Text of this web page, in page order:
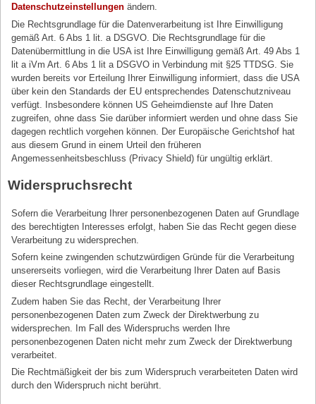
Datenschutzeinstellungen ändern.
Die Rechtsgrundlage für die Datenverarbeitung ist Ihre Einwilligung
gemäß Art. 6 Abs 1 lit. a DSGVO. Die Rechtsgrundlage für die
Datenübermittlung in die USA ist Ihre Einwilligung gemäß Art. 49 Abs 1
lit a iVm Art. 6 Abs 1 lit a DSGVO in Verbindung mit §25 TTDSG. Sie
wurden bereits vor Erteilung Ihrer Einwilligung informiert, dass die USA
über kein den Standards der EU entsprechendes Datenschutzniveau
verfügt. Insbesondere können US Geheimdienste auf Ihre Daten
zugreifen, ohne dass Sie darüber informiert werden und ohne dass Sie
dagegen rechtlich vorgehen können. Der Europäische Gerichtshof hat
aus diesem Grund in einem Urteil den früheren
Angemessenheitsbeschluss (Privacy Shield) für ungültig erklärt.
Widerspruchsrecht
Sofern die Verarbeitung Ihrer personenbezogenen Daten auf Grundlage
des berechtigten Interesses erfolgt, haben Sie das Recht gegen diese
Verarbeitung zu widersprechen.
Sofern keine zwingenden schutzwürdigen Gründe für die Verarbeitung
unsererseits vorliegen, wird die Verarbeitung Ihrer Daten auf Basis
dieser Rechtsgrundlage eingestellt.
Zudem haben Sie das Recht, der Verarbeitung Ihrer
personenbezogenen Daten zum Zweck der Direktwerbung zu
widersprechen. Im Fall des Widerspruchs werden Ihre
personenbezogenen Daten nicht mehr zum Zweck der Direktwerbung
verarbeitet.
Die Rechtmäßigkeit der bis zum Widerspruch verarbeiteten Daten wird
durch den Widerspruch nicht berührt.